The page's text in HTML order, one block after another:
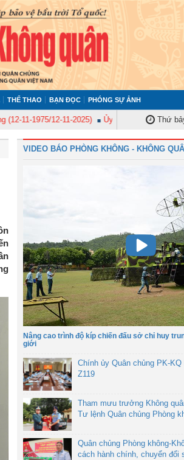
THỂ THAO BẠN ĐỌC PHÓNG SỰ ẢNH
1975/12-11-2025) Ủy ban Kiểm tra Quân ủy
Thứ
VIDEO BÁO PHÒNG KHÔNG - KHÔNG
Nâng cao trình độ kíp chiến đấu sở chỉ huy
giới
Chính ủy Quân chủng PK-
Z119
Tham mưu trưởng Không
Tư lệnh Quân chủng Phòng
Quân chủng Phòng không-
cách hành chính, chuyển đổi